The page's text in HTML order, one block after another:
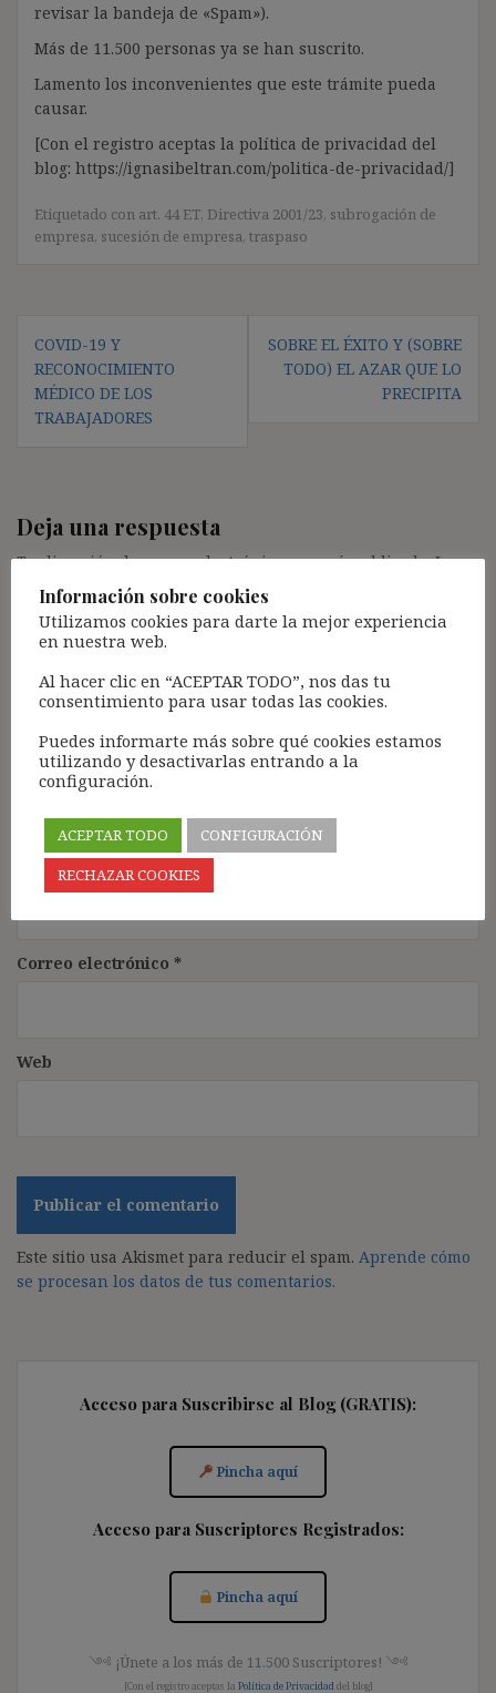
revisar la bandeja de «Spam»).
Más de 11.500 personas ya se han suscrito.
Lamento los inconvenientes que este trámite pueda
causar.
[Con el registro aceptas la política de privacidad del
blog: https://ignasibeltran.com/politica-de-privacidad/]
Etiquetado con art. 44 ET, Directiva 2001/23, subrogación de
empresa, sucesión de empresa, traspaso
de
entradas
COVID-19 Y
RECONOCIMIENTO
MÉDICO DE LOS
TRABAJADORES
SOBRE EL ÉXITO Y (SOBRE
TODO) EL AZAR QUE LO
PRECIPITA
Deja una respuesta
Tu dirección de correo electrónico no será publicada. Los
campos obligatorios están marcados con
Comentario*
Nombre*
Correo electrónico *
Web
Este sitio usa Akismet para reducir el spam. Aprende cómo
se procesan los datos de tus comentarios.
Acceso para Suscribirse al Blog (GRATIS):
Pincha aquí
Acceso para Suscriptores Registrados:
Pincha aquí
༺ ¡Únete a los más de 11.500 Suscriptores! ༺
[Con el registro aceptas la Política de Privacidad del blog]
Información sobre cookies
Utilizamos cookies para darte la mejor experiencia
en nuestra web.
Al hacer clic en “ACEPTAR TODO”, nos das tu
consentimiento para usar todas las cookies.
Puedes informarte más sobre qué cookies estamos
utilizando y desactivarlas entrando a la
configuración.
ACEPTAR TODO
CONFIGURACIÓN
RECHAZAR COOKIES